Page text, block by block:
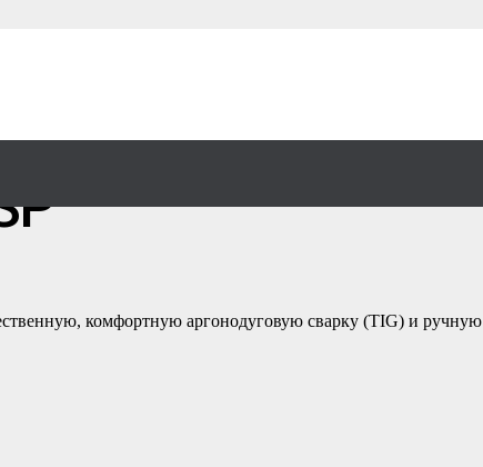
СВАРОГ ПРО
комфортную аргонодуговую сварку (TIG) и